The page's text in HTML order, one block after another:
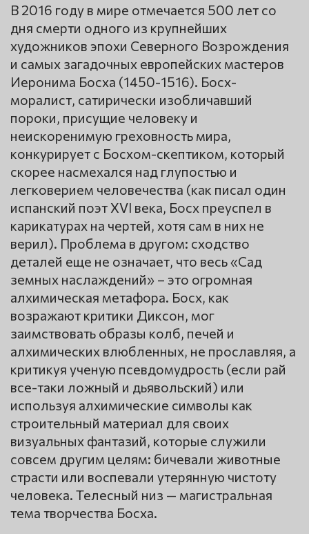
В 2016 году в мире отмечается 500 лет со
дня смерти одного из крупнейших
художников эпохи Северного Возрождения
и самых загадочных европейских мастеров
Иеронима Босха (1450-1516). Босх-
моралист, сатирически изобличавший
пороки, присущие человеку и
неискоренимую греховность мира,
конкурирует с Босхом-скептиком, который
скорее насмехался над глупостью и
легковерием человечества (как писал один
испанский поэт XVI века, Босх преуспел в
карикатурах на чертей, хотя сам в них не
верил). Проблема в другом: сходство
деталей еще не означает, что весь «Сад
земных наслаждений» – это огромная
алхимическая метафора. Босх, как
возражают критики Диксон, мог
заимствовать образы колб, печей и
алхимических влюбленных, не прославляя, а
критикуя ученую псевдомудрость (если рай
все-таки ложный и дьявольский) или
используя алхимические символы как
строительный материал для своих
визуальных фантазий, которые служили
совсем другим целям: бичевали животные
страсти или воспевали утерянную чистоту
человека. Телесный низ — магистральная
тема творчества Босха.